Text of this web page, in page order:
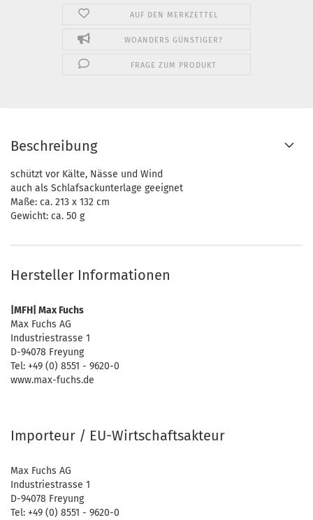
AUF DEN MERKZETTEL
WOANDERS GÜNSTIGER?
FRAGE ZUM PRODUKT
Beschreibung
schützt vor Kälte, Nässe und Wind
auch als Schlafsackunterlage geeignet
Maße: ca. 213 x 132 cm
Gewicht: ca. 50 g
Hersteller Informationen
|MFH| Max Fuchs
Max Fuchs AG
Industriestrasse 1
D-94078 Freyung
Tel: +49 (0) 8551 - 9620-0
www.max-fuchs.de
Importeur / EU-Wirtschaftsakteur
Max Fuchs AG
Industriestrasse 1
D-94078 Freyung
Tel: +49 (0) 8551 - 9620-0